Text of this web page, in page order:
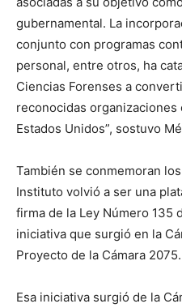
gubernamental. La
conjunto con programas
personal, entre otros, ha
Ciencias Forenses a
reconocidas organizaciones
Estados Unidos”, sostuvo
También se conmemoran
Instituto volvió a ser una
firma de la Ley Número 135
iniciativa que surgió en la
Proyecto de la Cámara 2075.
Esa iniciativa surgió de la